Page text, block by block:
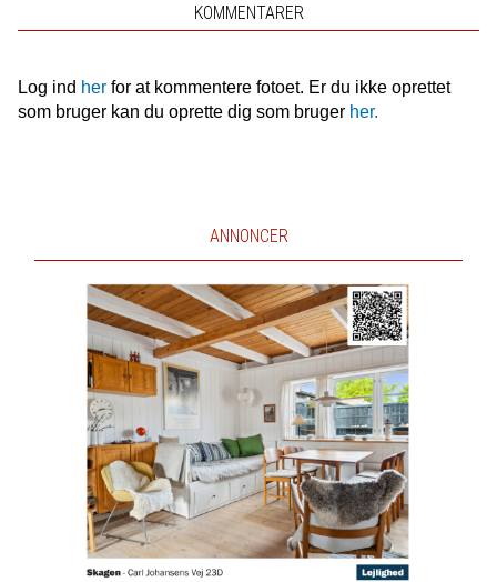
KOMMENTARER
Log ind herfor at kommentere fotoet. Er du ikke oprettet
som bruger kan du oprette dig som bruger her.
ANNONCER